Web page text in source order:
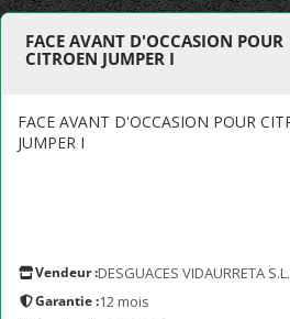
FACE AVANT D'OCCASION POUR
CITROEN JUMPER I
FACE AVANT D'OCCASION POUR
JUMPER I
Vendeur :DESGUACES VIDAURRETA S.L.
Garantie :12 mois